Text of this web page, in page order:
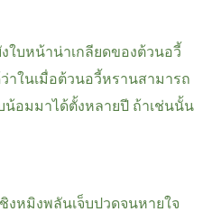
ใบหน้าน่าเกลียดของต้วนอวี้
าในเมื่อต้วนอวี้หรานสามารถ
อมมาได้ตั้งหลายปี ถ้าเช่นนั้น
งหมิงพลันเจ็บปวดจนหายใจ